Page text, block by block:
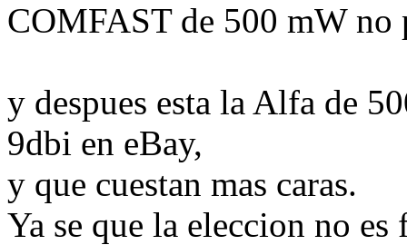
COMFAST de 500 mW no
y despues esta la Alfa de
9dbi en eBay,
y que cuestan mas caras.
Ya se que la eleccion no